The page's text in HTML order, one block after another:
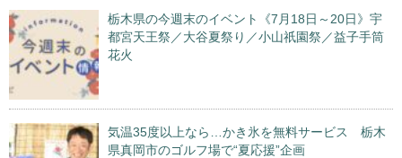
栃木県の今週末のイベント《7月18日～20日》宇
都宮天王祭／大谷夏祭り／小山祇園祭／益子手筒
花火
気温35度以上なら…かき氷を無料サービス 栃木
県真岡市のゴルフ場で“夏応援”企画